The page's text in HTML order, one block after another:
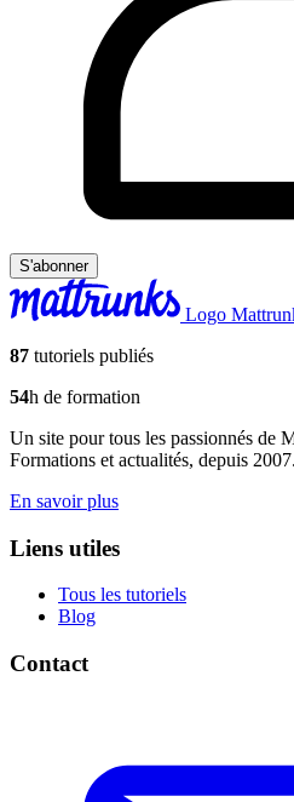
S'abonner
Logo
87 tutoriels publiés
54h de formation
Un site pour tous les passionnés de
Formations et actualités, depuis 2007.
En savoir plus
Liens utiles
Tous les tutoriels
Blog
Contact